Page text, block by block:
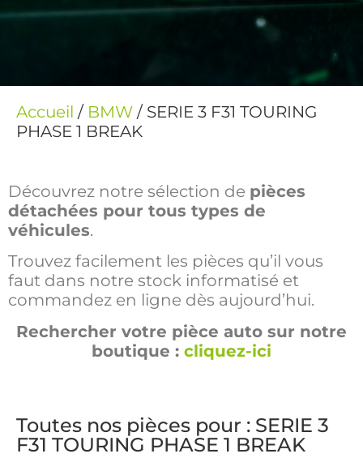
Accueil / BMW / SERIE 3 F31 TOURING
PHASE 1 BREAK
Découvrez notre sélection de pièces
détachées pour tous types de
véhicules.
Trouvez facilement les pièces qu’il vous
faut dans notre stock informatisé et
commandez en ligne dès aujourd’hui.
Rechercher votre pièce auto sur notre
boutique : cliquez-ici
Toutes nos pièces pour : SERIE 3
F31 TOURING PHASE 1 BREAK